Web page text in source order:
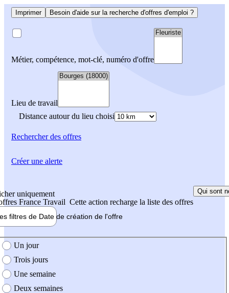
Imprimer Besoin d'aide sur la recherche d'offres d'emploi ?
Métier, compétence, mot-clé, numéro d'offre
Lieu de travail
Distance autour du lieu choisi
Rechercherdes offres
uniquement
France Travail Cette action recharge la liste des offres
Qui sont
filtres de Date de création de l'offre
création de l'offre
Un jour
Trois jours
Une semaine
Deux semaines
Créer une alerte